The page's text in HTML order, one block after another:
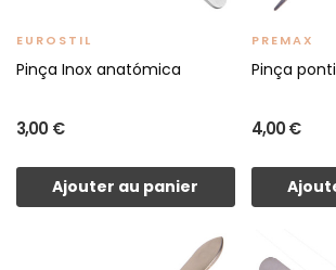
EUROSTIL
Pinça Inox anatómica
3,00 €
Ajouter au panier
PREMAX
Pinça
4,00 €